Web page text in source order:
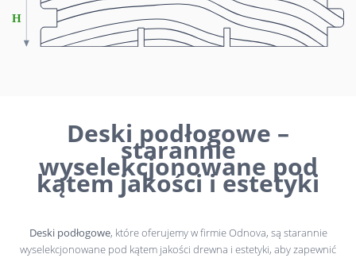
Deski podłogowe –
starannie
wyselekcjonowane pod
kątem jakości i estetyki
Deski podłogowe, które oferujemy w firmie Odnova, są starannie
wyselekcjonowane pod kątem jakości drewna i estetyki, aby zapewnić